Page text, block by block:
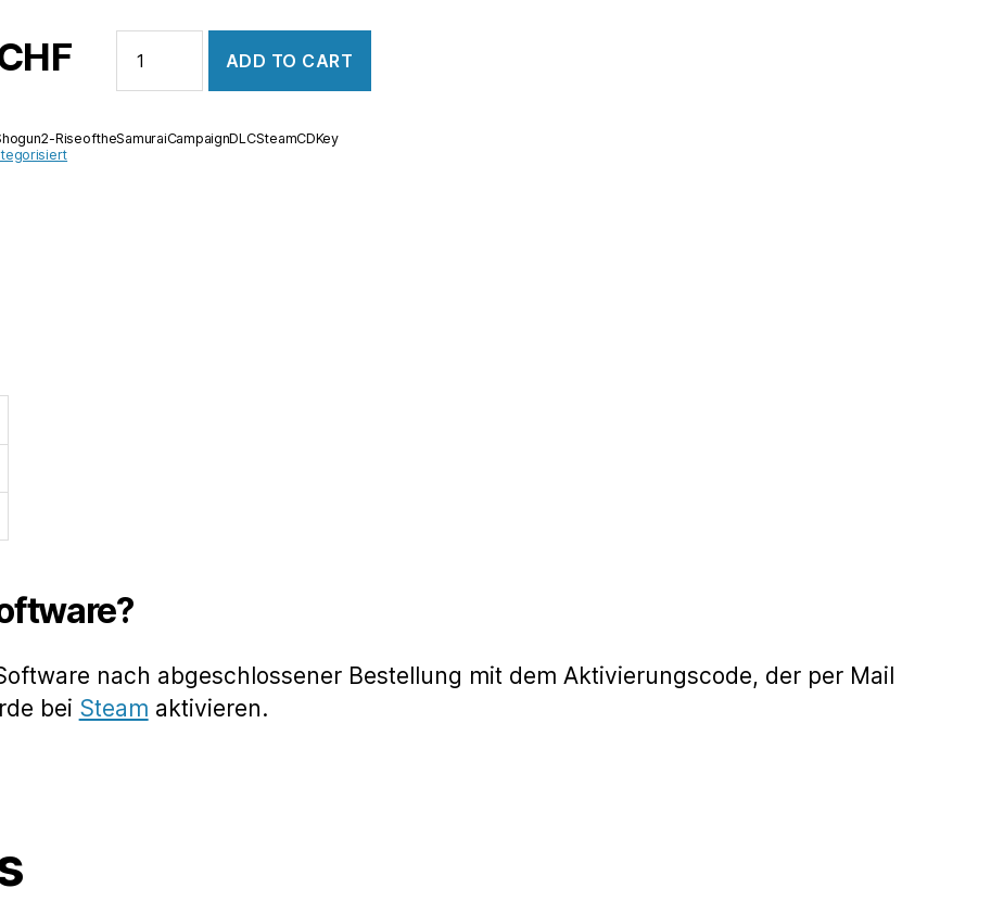
War:
Shogun
-
ADD TO CART
RiseoftheSamuraiCampaignDLCSteamCDKey
nach abgeschlossener Bestellung mit dem Aktivierungscode, der per Mail
bei Steam aktivieren.